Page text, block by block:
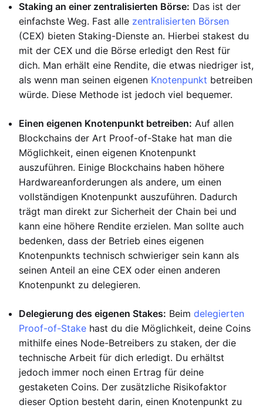
Staking an einer zentralisierten Börse: Das ist der
einfachste Weg. Fast alle zentralisierten Börsen
(CEX) bieten Staking-Dienste an. Hierbei stakest du
mit der CEX und die Börse erledigt den Rest für
dich. Man erhält eine Rendite, die etwas niedriger ist,
als wenn man seinen eigenen Knotenpunkt betreiben
würde. Diese Methode ist jedoch viel bequemer.
Einen eigenen Knotenpunkt betreiben: Auf allen
Blockchains der Art Proof-of-Stake hat man die
Möglichkeit, einen eigenen Knotenpunkt
auszuführen. Einige Blockchains haben höhere
Hardwareanforderungen als andere, um einen
vollständigen Knotenpunkt auszuführen. Dadurch
trägt man direkt zur Sicherheit der Chain bei und
kann eine höhere Rendite erzielen. Man sollte auch
bedenken, dass der Betrieb eines eigenen
Knotenpunkts technisch schwieriger sein kann als
seinen Anteil an eine CEX oder einen anderen
Knotenpunkt zu delegieren.
Delegierung des eigenen Stakes: Beim delegierten
Proof-of-Stake hast du die Möglichkeit, deine Coins
mithilfe eines Node-Betreibers zu staken, der die
technische Arbeit für dich erledigt. Du erhältst
jedoch immer noch einen Ertrag für deine
gestaketen Coins. Der zusätzliche Risikofaktor
dieser Option besteht darin, einen Knotenpunkt zu